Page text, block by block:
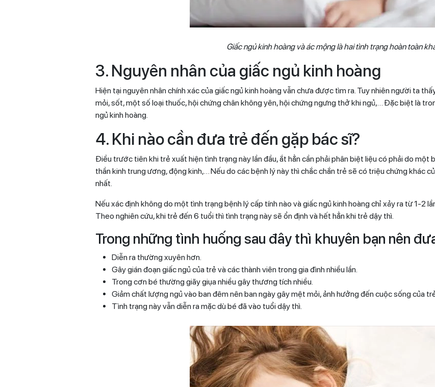
Giấc ngủ kinh hoàng và ác mộng là hai tình trạng hoàn toàn
3. Nguyên nhân của giấc ngủ kinh hoàng
Hiện tại nguyên nhân chính xác của giấc ngủ kinh hoàng vẫn chưa được tìm ra. Tuy nhiên người ta
mỏi, sốt, một số loại thuốc, hội chứng chân không yên, hội chứng ngưng thở khi ngủ,… Đặc biệt là
ngủ kinh hoàng.
4. Khi nào cần đưa trẻ đến gặp bác sĩ?
Điều trước tiên khi trẻ xuất hiện tình trạng này lần đầu, ắt hẳn cần phải phân biệt liệu có phải do một
thần kinh trung ương, động kinh,… Nếu do các bệnh lý này thì chắc chắn trẻ sẽ có triệu chứng khác
nhất.
Nếu xác định không do một tình trạng bệnh lý cấp tính nào và giấc ngủ kinh hoàng chỉ xảy ra từ 1-2
Theo nghiên cứu, khi trẻ đến 6 tuổi thì tình trạng này sẽ ổn định và hết hẳn khi trẻ dậy thì.
Trong những tình huống sau đây thì khuyên bạn nên
Diễn ra thường xuyên hơn.
Gây gián đoạn giấc ngủ của trẻ và các thành viên trong gia đình nhiều lần.
Trong cơn bé thường giãy giụa nhiều gây thương tích nhiều.
Giảm chất lượng ngủ vào ban đêm nên ban ngày gây mệt mỏi, ảnh hưởng đến cuộc sống của
Tình trạng này vẫn diễn ra mặc dù bé đã vào tuổi dậy thì.